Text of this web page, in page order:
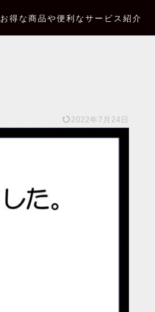
お得な商品や便利なサービス紹介
2022年7月24日